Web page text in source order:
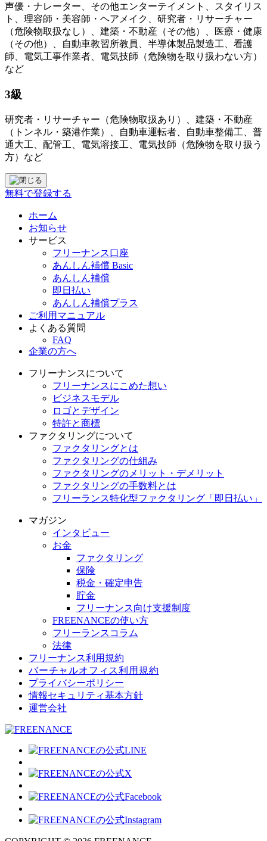
声優・ナレーター、その他エンターテイメント、スタイリス
ト、理容師・美容師・ヘアメイク、研究者・リサーチャー
（危険物取扱なし）、建築・不動産（その他）、医療・健康
（その他）、自動車教習所教員、半導体製品製造工、看護
師、電気工事作業者、電気技師（危険物を取り扱わない方）
など
3級
研究者・リサーチャー（危険物取扱あり）、建築・不動産
（トンネル・築港作業）、自動車運転者、自動車整備工、普
通大工、配管工、電気溶接工、電気技師（危険物を取り扱う
方）など
無料で登録する
ホーム
お知らせ
サービス
フリーナンス口座
あんしん補償 Basic
あんしん補償
即日払い
あんしん補償プラス
ご利用マニュアル
よくある質問
FAQ
企業の方へ
フリーナンスについて
フリーナンスにこめた想い
ビジネスモデル
ロゴとデザイン
特許と商標
ファクタリングについて
ファクタリングとは
ファクタリングの仕組み
ファクタリングのメリット・デメリット
ファクタリングの手数料とは
フリーランス特化型ファクタリング「即日払い」
マガジン
インタビュー
お金
ファクタリング
保険
税金・確定申告
貯金
フリーナンス向け支援制度
FREENANCEの使い方
フリーランスコラム
法律
フリーナンス利用規約
バーチャルオフィス利用規約
プライバシーポリシー
情報セキュリティ基本方針
運営会社